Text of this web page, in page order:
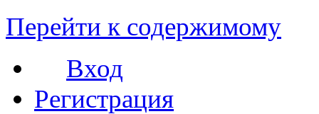
Перейти к содержимому
Вход
Регистрация